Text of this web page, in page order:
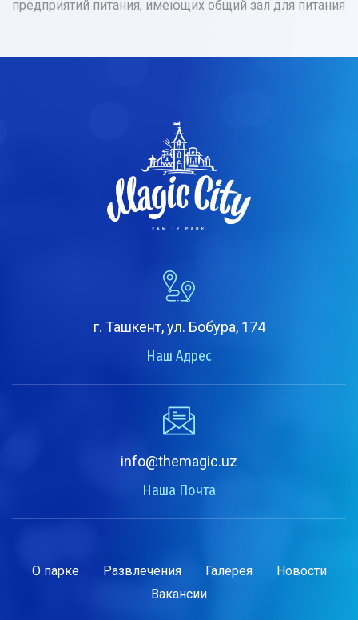
предприятий питания, имеющих общий зал для питания
г. Ташкент, ул. Бобура, 174
Наш Адрес
info@themagic.uz
Наша Почта
О парке Развлечения Галерея
Новости
Вакансии